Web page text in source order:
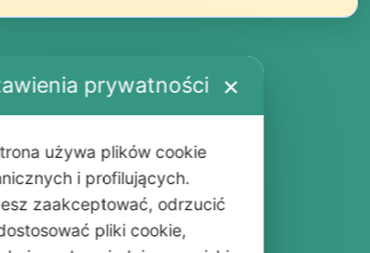
84
lok. 21
prywatności ✕
używa plików cookie
i profilujących.
zaakceptować, odrzucić
pliki cookie,